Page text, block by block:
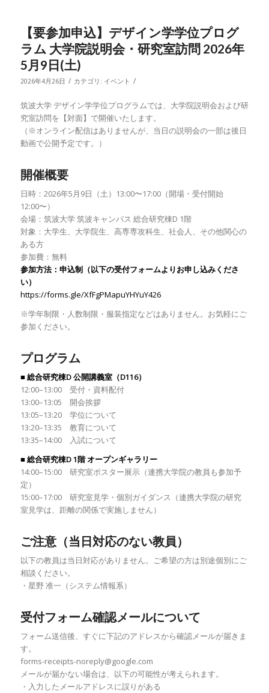
【要参加申込】デザイン学学位プログ
ラム 大学院説明会・研究室訪問 2026年
5月9日(土)
2026年4月26日 / カテゴリ: イベント /
筑波大学 デザイン学学位プログラムでは、大学院説明会および研
究室訪問を【対面】で開催いたします。
（※オンライン配信はありませんが、当日の説明会の一部は後日
動画で公開予定です。）
開催概要
日時：2026年5月9日（土）13:00〜17:00（開場・受付開始
12:00〜）
会場：筑波大学 筑波キャンパス 総合研究棟D 1階
対象：大学生、大学院生、高専専攻科生、社会人、その他関心の
ある方
参加費：無料
参加方法：申込制（以下の受付フォームよりお申し込みくださ
い）
https://forms.gle/XfFgPMapuYHYuY426
※学年制限・人数制限・服装指定などはありません。お気軽にご
参加ください。
プログラム
■ 総合研究棟D 公開講義室（D116）
12:00–13:00 受付・資料配付
13:00–13:05 開会挨拶
13:05–13:20 学位について
13:20–13:35 教育について
13:35–14:00 入試について
■ 総合研究棟D 1階 オープンギャラリー
14:00–15:00 研究室ポスター展示（連携大学院の教員も参加予
定）
15:00–17:00 研究室見学・個別ガイダンス（連携大学院の研究
室見学は、距離の関係で実施しません）
ご注意（当日対応のない教員）
以下の教員は当日対応がありません。ご希望の方は別途個別にご
相談ください。
・星野 准一（システム情報系）
受付フォーム確認メールについて
フォーム送信後、すぐに下記のアドレスから確認メールが届きま
す。
forms-receipts-noreply@google.com
メールが届かない場合は、以下の可能性が考えられます。
・入力したメールアドレスに誤りがある